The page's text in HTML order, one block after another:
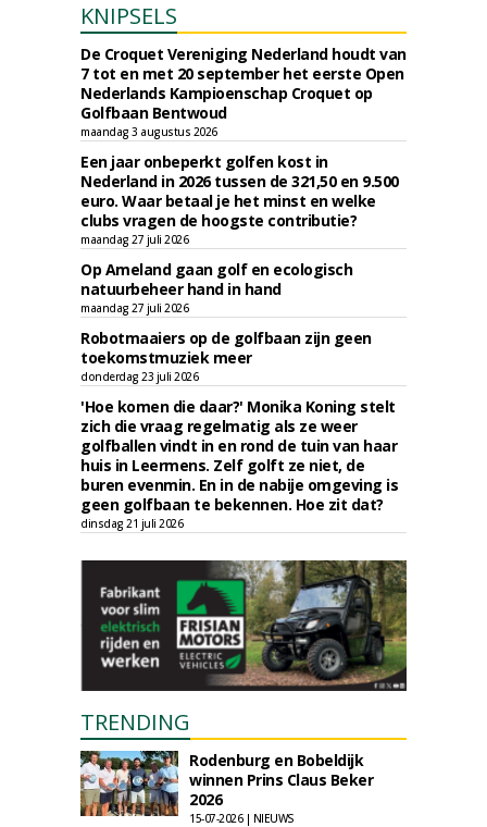
KNIPSELS
De Croquet Vereniging Nederland houdt van
7 tot en met 20 september het eerste Open
Nederlands Kampioenschap Croquet op
Golfbaan Bentwoud
maandag 3 augustus 2026
Een jaar onbeperkt golfen kost in
Nederland in 2026 tussen de 321,50 en 9.500
euro. Waar betaal je het minst en welke
clubs vragen de hoogste contributie?
maandag 27 juli 2026
Op Ameland gaan golf en ecologisch
natuurbeheer hand in hand
maandag 27 juli 2026
Robotmaaiers op de golfbaan zijn geen
toekomstmuziek meer
donderdag 23 juli 2026
'Hoe komen die daar?' Monika Koning stelt
zich die vraag regelmatig als ze weer
golfballen vindt in en rond de tuin van haar
huis in Leermens. Zelf golft ze niet, de
buren evenmin. En in de nabije omgeving is
geen golfbaan te bekennen. Hoe zit dat?
dinsdag 21 juli 2026
TRENDING
Rodenburg en Bobeldijk
winnen Prins Claus Beker
2026
15-07-2026 | NIEUWS